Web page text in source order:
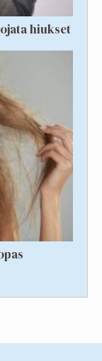
hiukset